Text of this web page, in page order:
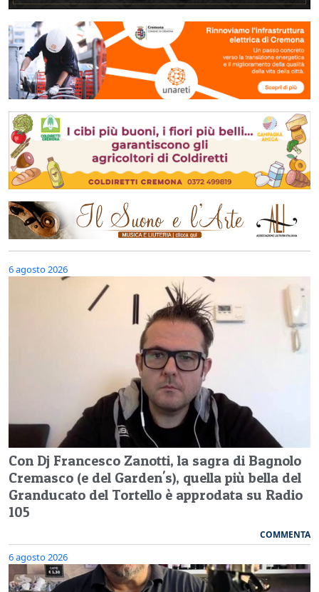
6 agosto 2026
Con Dj Francesco Zanotti, la sagra di Bagnolo
Cremasco (e del Garden's), quella più bella del
Granducato del Tortello è approdata su Radio
105
COMMENTA
6 agosto 2026